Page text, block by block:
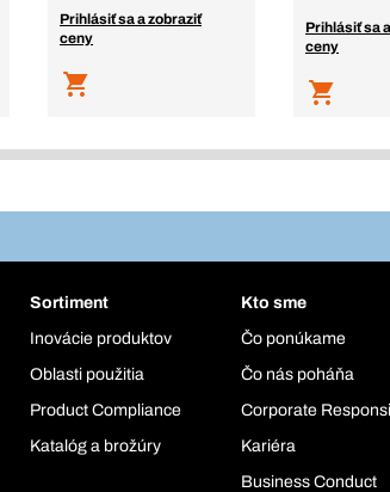
Prihlásiť sa a zobraziť
ceny
Prihlásiť sa
ceny
Sortiment
Inovácie produktov
Oblasti použitia
Product Compliance
Katalóg a brožúry
Kto sme
Čo ponúkame
Čo nás poháňa
Corporate
Kariéra
Business Conduct